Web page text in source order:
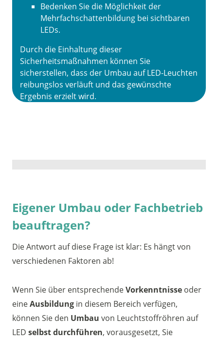
Bedenken Sie die Möglichkeit der
Mehrfachschattenbildung bei sichtbaren
LEDs.
Durch die Einhaltung dieser
Sicherheitsmaßnahmen können Sie
sicherstellen, dass der Umbau auf LED-Leuchten
reibungslos verläuft und das gewünschte
Ergebnis erzielt wird.
Eigener Umbau oder Fachbetrieb
beauftragen?
Die Antwort auf diese Frage ist klar: Es hängt von
verschiedenen Faktoren ab!
Wenn Sie über entsprechendeVorkenntnisse oder
eineAusbildung in diesem Bereich verfügen,
können Sie den Umbau von Leuchtstoffröhren auf
LED selbst durchführen, vorausgesetzt, Sie